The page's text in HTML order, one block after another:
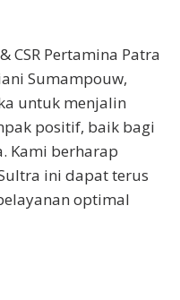
CSR Pertamina Patra
Sumampouw,
untuk menjalin
positif, baik bagi
Kami berharap
ini dapat terus
optimal